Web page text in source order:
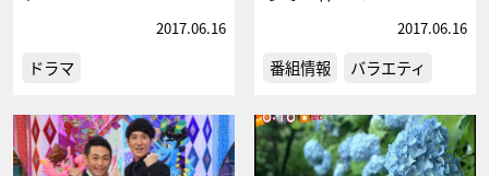
2017.06.16
ドラマ
2017.06.16
番組情報 バラエティ